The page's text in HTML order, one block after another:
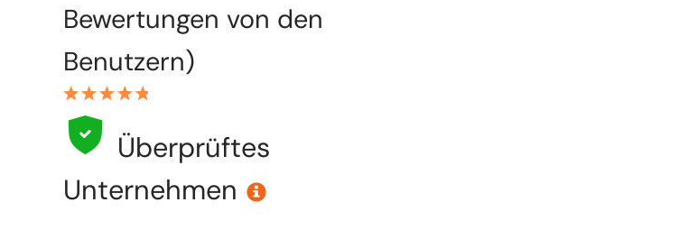
Bewertungen von den
Benutzern)
Überprüftes
Unternehmen